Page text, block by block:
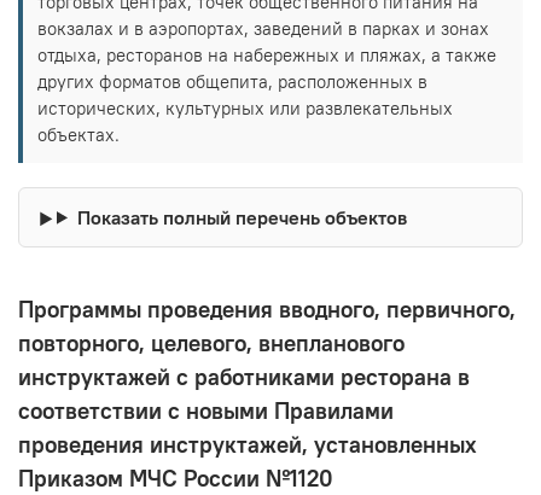
вокзалах и в аэропортах, заведений в парках и зонах
отдыха, ресторанов на набережных и пляжах, а также
других форматов общепита, расположенных в
исторических, культурных или развлекательных
объектах.
Показать полный перечень объектов
Программы проведения вводного, первичного,
повторного, целевого, внепланового
инструктажей с работниками ресторана в
соответствии с новыми Правилами
проведения инструктажей, установленных
Приказом МЧС России №1120